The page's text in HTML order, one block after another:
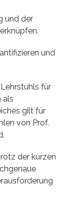
und der
und
für
als
gilt für
von Prof.
der kurzen